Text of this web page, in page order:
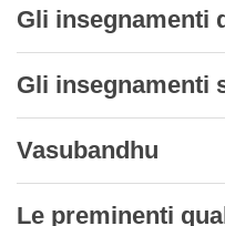
Gli
Gli insegnamenti
Vasubandhu
Le preminenti